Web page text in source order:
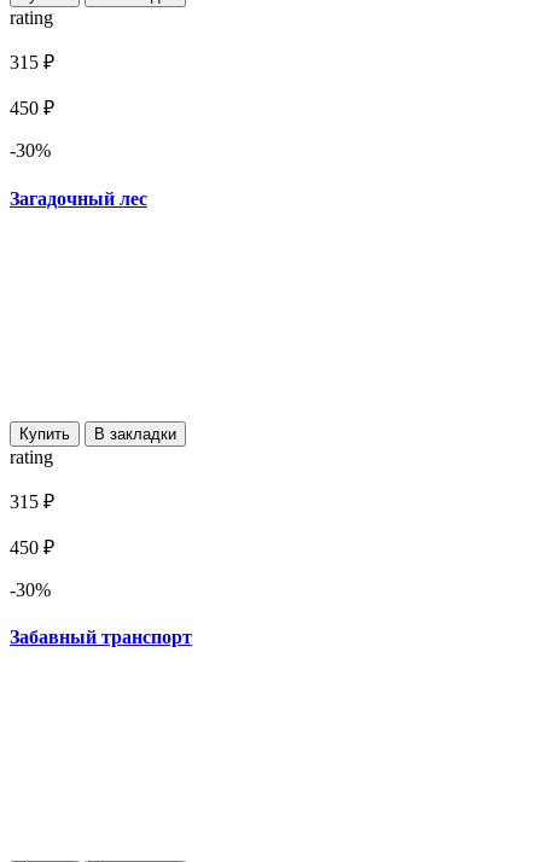
rating
315 ₽
450 ₽
-30%
Загадочный лес
Купить В закладки
rating
315 ₽
450 ₽
-30%
Забавный транспорт